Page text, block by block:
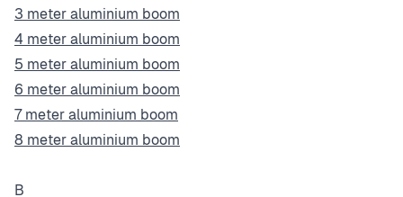
3 meter aluminium boom
4 meter aluminium boom
5 meter aluminium boom
6 meter aluminium boom
7 meter aluminium boom
8 meter aluminium boom
B